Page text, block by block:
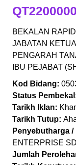
BEKALAN
JABATAN KETUA
PENGARAH
IBU PEJABAT
Kod Bidang:
Status
Tarikh Iklan:
Tarikh Tutup:
Penyebutharga
ENTERPRISE
Jumlah